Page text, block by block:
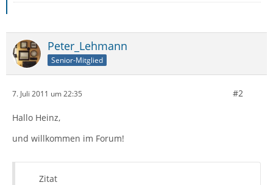
Peter_Lehmann
Senior-Mitglied
7. Juli 2011 um 22:35 #2
Hallo Heinz,
und willkommen im Forum!
Zitat